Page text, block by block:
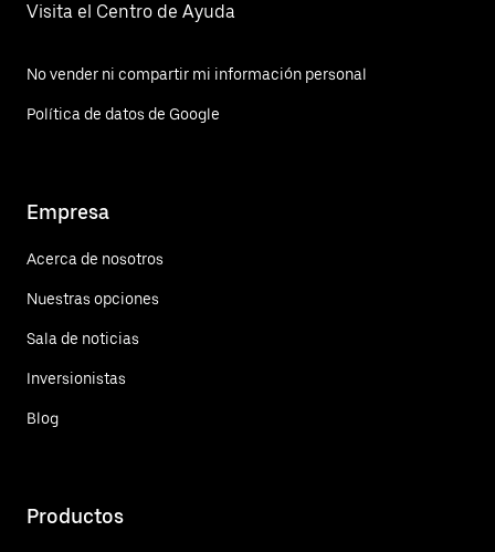
Visita el Centro de Ayuda
No vender ni compartir mi información personal
Política de datos de Google
Empresa
Acerca de nosotros
Nuestras opciones
Sala de noticias
Inversionistas
Blog
Productos